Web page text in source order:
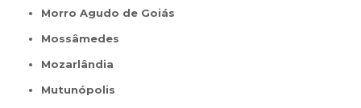
Morro Agudo de Goiás
Mossâmedes
Mozarlândia
Mutunópolis